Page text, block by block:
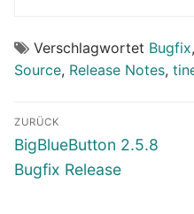
Verschlagwortet Bugfix,
Source, Release Notes,
Beitragsnavigation
ZURÜCK
Vorheriger
Beitrag:
BigBlueButton 2.5.8
Bugfix Release